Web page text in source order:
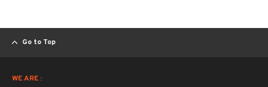
Go to Top
WE ARE :